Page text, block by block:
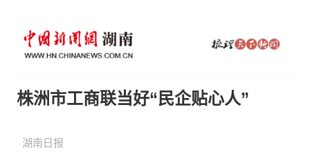
株洲市工商联当好“民企贴心人”
湖南日报